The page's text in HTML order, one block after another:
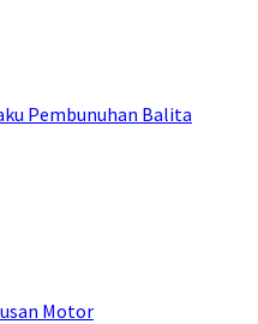
Pembunuhan Balita
Motor